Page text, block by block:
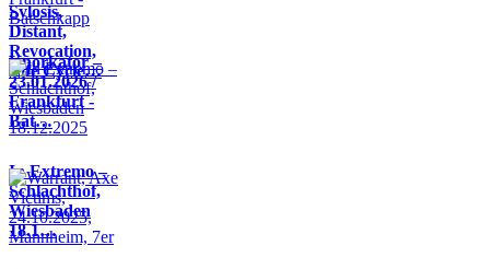
Sylosis,
Distant,
Revocation,
Life Cycle…
Knorkator –
23.01.2026 /
Frankfurt -
Bat…
In Extremo –
Schlachthof,
Wiesbaden
18.1…